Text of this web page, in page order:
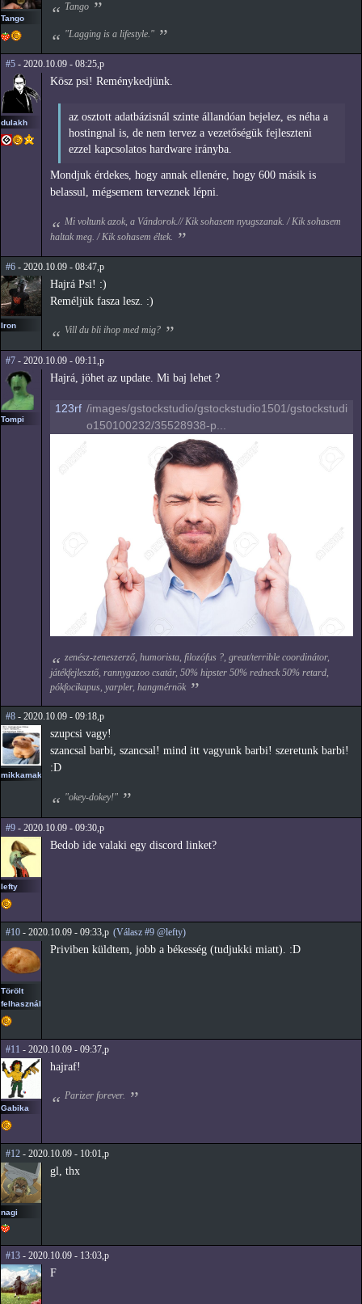
Tango
Tango
"Lagging is a lifestyle."
#5 - 2020.10.09 - 08:25,p
dulakh
Kösz psi! Reménykedjünk.
az osztott adatbázisnál szinte állandóan bejelez, es néha a
hostingnal is, de nem tervez a vezetőségük fejleszteni
ezzel kapcsolatos hardware irányba.
Mondjuk érdekes, hogy annak ellenére, hogy 600 másik is
belassul, mégsemem terveznek lépni.
Mi voltunk azok, a Vándorok.// Kik sohasem nyugszanak. / Kik sohasem
haltak meg. / Kik sohasem éltek.
#6 - 2020.10.09 - 08:47,p
Iron
Hajrá Psi! :)
Reméljük fasza lesz. :)
Vill du bli ihop med mig?
#7 - 2020.10.09 - 09:11,p
Tompi
Hajrá, jöhet az update. Mi baj lehet ?
123rf /images/gstockstudio/gstockstudio1501/gstockstudi
o150100232/35528938-p...
zenész-zeneszerző, humorista, filozófus ?, great/terrible coordinátor,
játékfejlesztő, rannygazoo csatár, 50% hipster 50% redneck 50% retard,
pókfocikapus, yarpler, hangmérnök
#8 - 2020.10.09 - 09:18,p
mikkamakka
szupcsi vagy!
szancsal barbi, szancsal! mind itt vagyunk barbi! szeretunk barbi!
:D
"okey-dokey!"
#9 - 2020.10.09 - 09:30,p
lefty
Bedob ide valaki egy discord linket?
#10 - 2020.10.09 - 09:33,p (Válasz #9 @lefty)
Törölt
felhasználó
Priviben küldtem, jobb a békesség (tudjukki miatt). :D
#11 - 2020.10.09 - 09:37,p
Gabika
hajraf!
Parizer forever.
#12 - 2020.10.09 - 10:01,p
nagi
gl, thx
#13 - 2020.10.09 - 13:03,p
F